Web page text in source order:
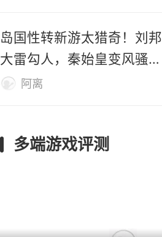
岛国性转新游太猎奇！刘邦
大雷勾人，秦始皇变风骚美
女
阿离
多端游戏评测